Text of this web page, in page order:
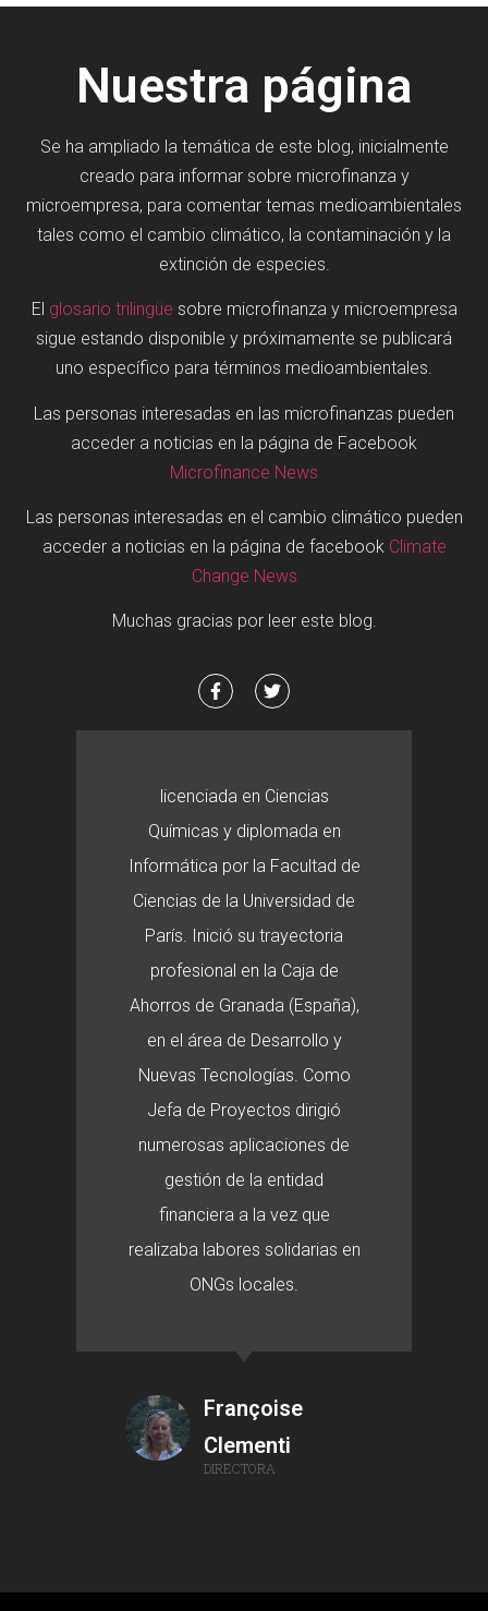
Nuestra página
Se ha ampliado la temática de este blog, inicialmente
creado para informar sobre microfinanza y
microempresa, para comentar temas medioambientales
tales como el cambio climático, la contaminación y la
extinción de especies.
El glosario trilingüe sobre microfinanza y microempresa
sigue estando disponible y próximamente se publicará
uno específico para términos medioambientales.
Las personas interesadas en las microfinanzas pueden
acceder a noticias en la página de Facebook
Microfinance News
Las personas interesadas en el cambio climático pueden
acceder a noticias en la página de facebook Climate
Change News
Muchas gracias por leer este blog.
licenciada en Ciencias
Químicas y diplomada en
Informática por la Facultad de
Ciencias de la Universidad de
París. Inició su trayectoria
profesional en la Caja de
Ahorros de Granada (España),
en el área de Desarrollo y
Nuevas Tecnologías. Como
Jefa de Proyectos dirigió
numerosas aplicaciones de
gestión de la entidad
financiera a la vez que
realizaba labores solidarias en
ONGs locales.
Françoise
Clementi
DIRECTORA